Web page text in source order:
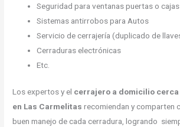
Seguridad para ventanas puertas o
Sistemas antirrobos para Autos
Servicio de cerrajería (duplicado de
Cerraduras electrónicas
Etc.
Los expertos y el cerrajero a domicilio
en Las Carmelitas recomiendan y comparten
buen manejo de cada cerradura, logrando